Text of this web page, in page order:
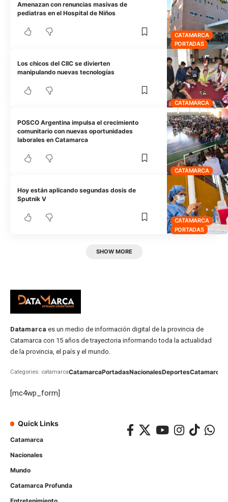
CATAMARCA
PORTADAS
Amenazan con renuncias masivas de
pediatras en el Hospital de Niños
CATAMARCA
Los chicos del CIIC se divierten
manipulando nuevas tecnologías
CATAMARCA
POSCO Argentina impulsa el crecimiento
comunitario con nuevas oportunidades
laborales en Catamarca
CATAMARCA
PORTADAS
Hoy están aplicando segundas dosis de
Sputnik V
SHOW MORE
Datamarca es un medio de información digital de la provincia de
Catamarca con 15 años de trayectoria informando toda la actualidad
de la provincia, el país y el mundo.
Categories: catamarcaCatamarcaPortadasNacionalesDeportesCatamarca
[mc4wp_form]
Quick Links
Catamarca
Nacionales
Mundo
Catamarca Profunda